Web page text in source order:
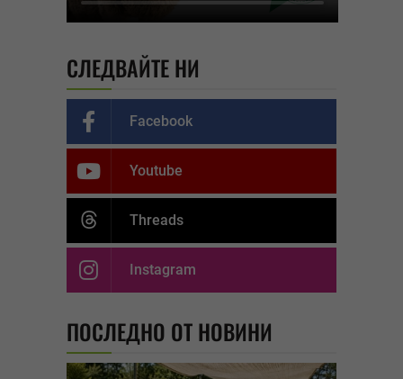
СЛЕДВАЙТЕ НИ
Facebook
Youtube
Threads
Instagram
ПОСЛЕДНО ОТ НОВИНИ